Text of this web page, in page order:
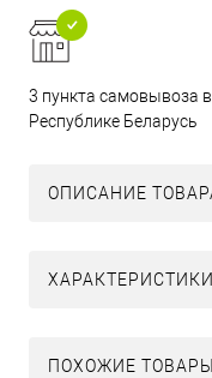
3 пункта самовывоза в
Республике Беларусь
ОПИСАНИЕ
ХАРАКТЕРИСТИКИ
ПОХОЖИЕ